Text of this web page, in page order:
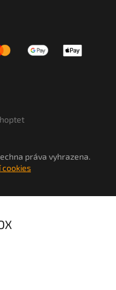
práva vyhrazena.
cookies